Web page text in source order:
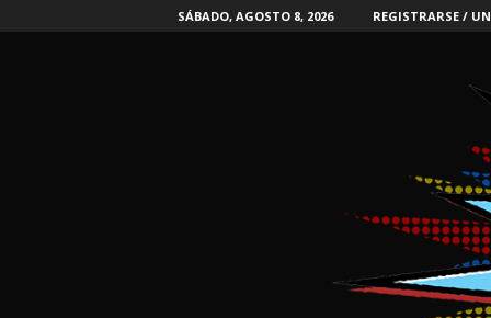
SÁBADO, AGOSTO 8, 2026 REGISTRARSE /